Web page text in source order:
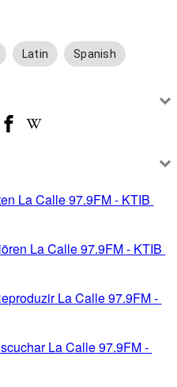
Latin Spanish
La Calle 97.9FM - KTIB
La Calle 97.9FM - KTIB
La Calle 97.9FM -
La Calle 97.9FM -